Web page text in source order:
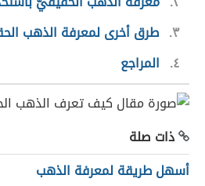
٣ طرق أخرى لمعرفة الذهب
٤
المراجع
ذات صلة
أسهل طريقة لمعرفة الذهب